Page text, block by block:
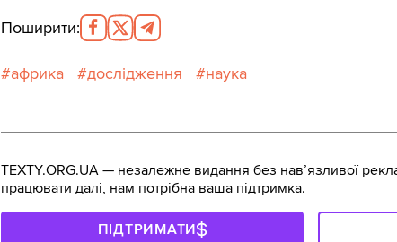
Поширити:
африка дослідження наука
TEXTY.ORG.UA — незалежне видання без навʼязливої
працювати далі, нам потрібна ваша підтримка.
ПІДТРИМАТИ